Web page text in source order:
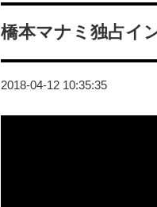
橋本マナミ独占イ
2018-04-12 10:35:35